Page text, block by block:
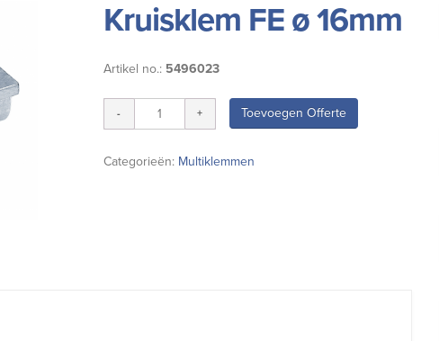
Kruisklem FE ø 16mm
Artikel no.: 5496023
Toevoegen Offerte
Categorieën: Multiklemmen